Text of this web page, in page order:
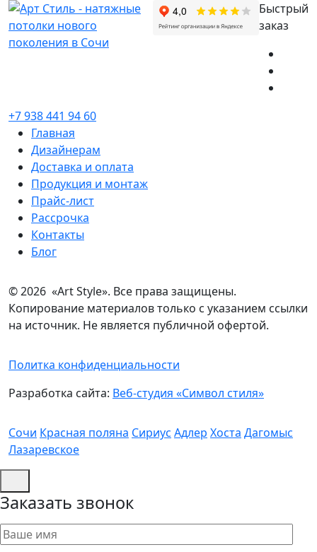
Быстрый
заказ
Главная
Дизайнерам
Доставка и оплата
Продукция и монтаж
Прайс-лист
Рассрочка
Контакты
Блог
+7 938 441 94 60
© 2026 «Art Style». Все права защищены.
Копирование материалов только с указанием ссылки
на источник. Не является публичной офертой.
Политка конфиденциальности
Разработка сайта: Веб-студия «Символ стиля»
Сочи Красная поляна Сириус Адлер Хоста Дагомыс
Лазаревское
Заказать звонок